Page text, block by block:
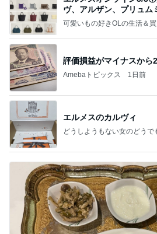
ヴ、アルザン、プリュム
可愛いもの好きOLの生活＆
評価損益がマイナスから
Amebaトピックス 1日前
エルメスのカルヴィ
どうしようもない女のどうで